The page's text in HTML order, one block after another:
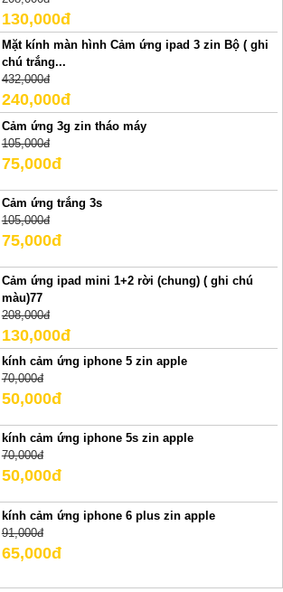
130,000đ
Mặt kính màn hình Cảm ứng ipad 3 zin Bộ ( ghi
chú trắng...
432,000đ
240,000đ
Cảm ứng 3g zin tháo máy
105,000đ
75,000đ
Cảm ứng trắng 3s
105,000đ
75,000đ
Cảm ứng ipad mini 1+2 rời (chung) ( ghi chú
màu)77
208,000đ
130,000đ
kính cảm ứng iphone 5 zin apple
70,000đ
50,000đ
kính cảm ứng iphone 5s zin apple
70,000đ
50,000đ
kính cảm ứng iphone 6 plus zin apple
91,000đ
65,000đ